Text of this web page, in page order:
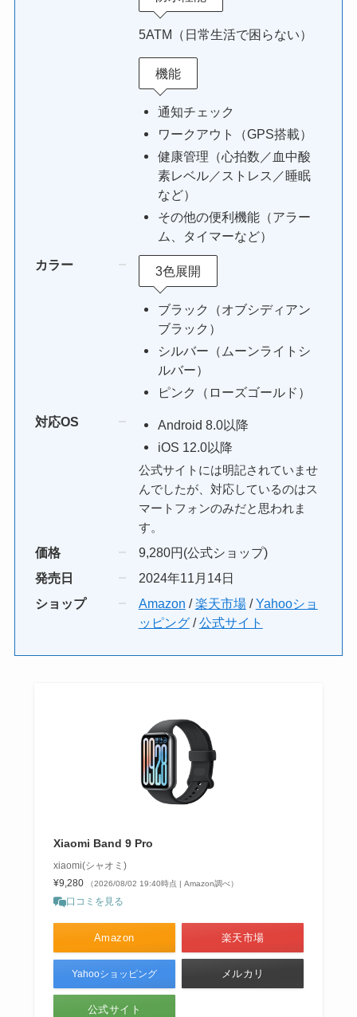
5ATM（日常生活で困らない）
機能
通知チェック
ワークアウト（GPS搭載）
健康管理（心拍数／血中酸
素レベル／ストレス／睡眠
など）
その他の便利機能（アラー
ム、タイマーなど）
カラー 3色展開
ブラック（オブシディアン
ブラック）
シルバー（ムーンライトシ
ルバー）
ピンク（ローズゴールド）
対応OS
Android 8.0以降
iOS 12.0以降
公式サイトには明記されていませ
んでしたが、対応しているのはス
マートフォンのみだと思われま
す。
価格
9,280円(公式ショップ)
発売日
2024年11月14日
ショップ
Amazon /楽天市場/Yahooショ
ッピング/公式サイト
Xiaomi Band 9 Pro
xiaomi(シャオミ)
¥9,280
（2026/08/02 19:40時点 | Amazon調べ）
口コミを見る
Amazon 楽天市場
Yahooショッピング メルカリ
公式サイト